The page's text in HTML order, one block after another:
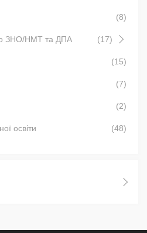
(8)
ЗНО/НМТ та ДПА (17)
(15)
(7)
(2)
освіти (48)